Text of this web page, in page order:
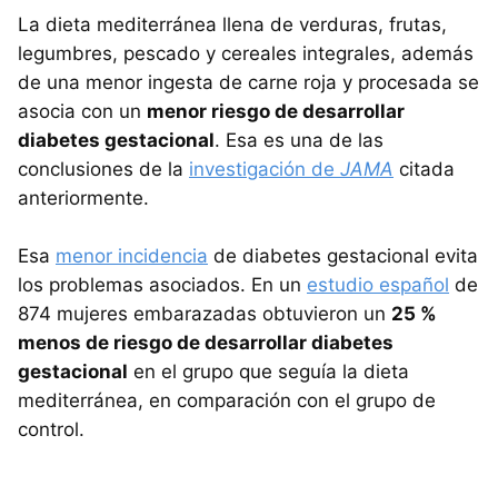
La dieta mediterránea llena de verduras, frutas,
legumbres, pescado y cereales integrales, además
de una menor ingesta de carne roja y procesada se
asocia con un menor riesgo de desarrollar
diabetes gestacional. Esa es una de las
conclusiones de la investigación de JAMA citada
anteriormente.
Esa menor incidencia de diabetes gestacional evita
los problemas asociados. En un estudio español de
874 mujeres embarazadas obtuvieron un 25 %
menos de riesgo de desarrollar diabetes
gestacional en el grupo que seguía la dieta
mediterránea, en comparación con el grupo de
control.